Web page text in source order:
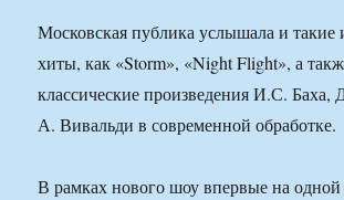
Московская публика услышала и такие
хиты, как «Storm», «Night Flight», а
классические произведения И.С. Баха,
А. Вивальди в современной обработке.
В рамках нового шоу впервые на одной